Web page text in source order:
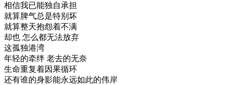
相信我已能独自承担
就算脾气总是特别坏
就算整天抱怨着不满
却也 怎么都无法放弃
这孤独港湾
年轻的牵绊 老去的无奈
生命重复着因果循环
还有谁的身影能永远如此的伟岸